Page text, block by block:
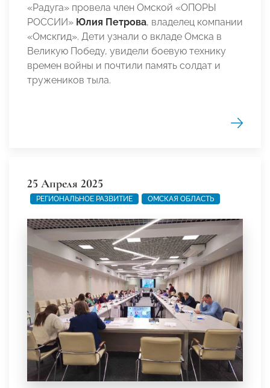
«Радуга» провела член Омской «ОПОРЫ
РОССИИ» Юлия Петрова, владелец компании
«Омскгид». Дети узнали о вкладе Омска в
Великую Победу, увидели боевую технику
времен войны и почтили память солдат и
тружеников тыла.
25 Апреля 2025
РЕГИОНАЛЬНОЕ РАЗВИТИЕ ОМСКАЯ ОБЛАСТЬ